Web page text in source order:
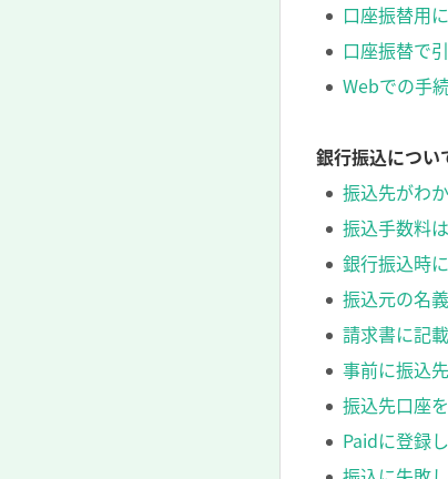
口座振替用
口座振替で
Webでの手
銀行振込につい
振込先がわ
振込手数料
銀行振込時
振込元の名
請求書に記
事前に振込
振込先口座
Paidに登録